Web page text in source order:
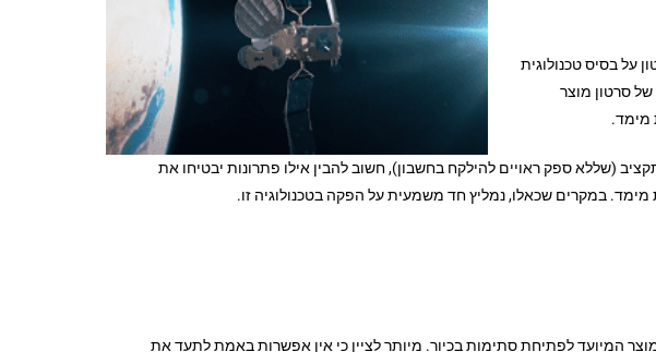
על בסיס טכנולוגית
סרטון מוצר
מימד.
(שללא ספק ראויים להילקח בחשבון), חשוב להבין אילו פתרונות יבטיחו את
במקרים שכאלו, נמליץ חד משמעית על הפקה בטכנולוגיה זו.
המיועד לפתיחת סתימות בכיור. מיותר לציין כי אין אפשרות באמת לתעד את